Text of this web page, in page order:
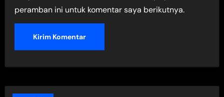
peramban ini untuk komentar saya berikutnya.